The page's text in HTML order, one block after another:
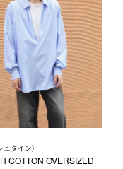
ュタイン)
COTTON OVERSIZED